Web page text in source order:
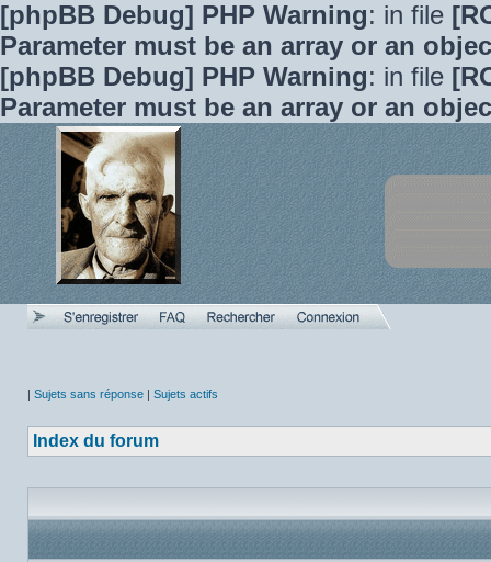
[phpBB Debug] PHP Warning: in file
Parameter must be an array or an
[phpBB Debug] PHP Warning: in file
Parameter must be an array or an
| Sujets sans réponse | Sujets actifs
Index du forum